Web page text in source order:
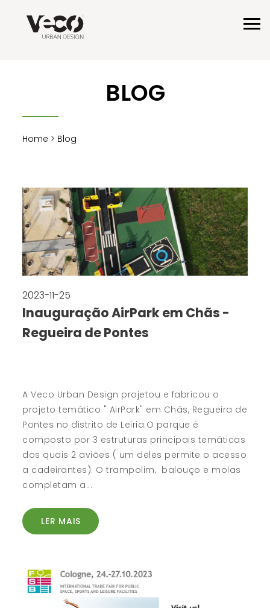
BLOG
Home > Blog
2023-11-25
Inauguração AirPark em Chãs -
Regueira de Pontes
A Veco Urban Design projetou e fabricou o
projeto temático " AirPark" em Chãs, Regueira de
Pontes no distrito de Leiria.O parque é
composto por 3 estruturas principais temáticas
dos quais 2 aviões ( um deles permite o acesso
a cadeirantes). O trampolim, balouço e molas
completam a...
LER MAIS